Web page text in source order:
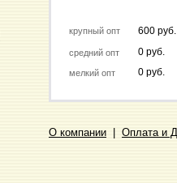
крупный опт 600 руб.
средний опт 0 руб.
мелкий опт 0 руб.
О компании Оплата и